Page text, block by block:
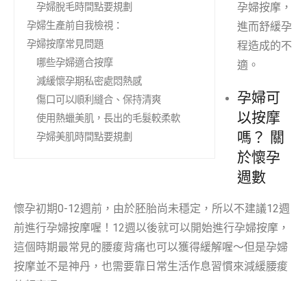
孕婦脫毛時間點要規劃
孕婦生產前自我檢視：
孕婦按摩常見問題
哪些孕婦適合按摩
減緩懷孕期私密處悶熱感
傷口可以順利縫合、保持清爽
使用熱蠟美肌，長出的毛髮較柔軟
孕婦美肌時間點要規劃
孕婦按摩，
進而舒緩孕
程造成的不
適。
孕婦可
以按摩
嗎？ 關
於懷孕
週數
懷孕初期0-12週前，由於胚胎尚未穩定，所以不建議12週
前進行孕婦按摩喔！12週以後就可以開始進行孕婦按摩，
這個時期最常見的腰痠背痛也可以獲得緩解喔～但是孕婦
按摩並不是神丹，也需要靠日常生活作息習慣來減緩腰痠